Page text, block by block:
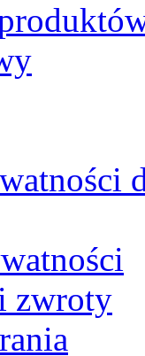
zwroty